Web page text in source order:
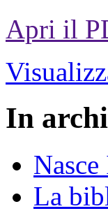
Apri il
In
La